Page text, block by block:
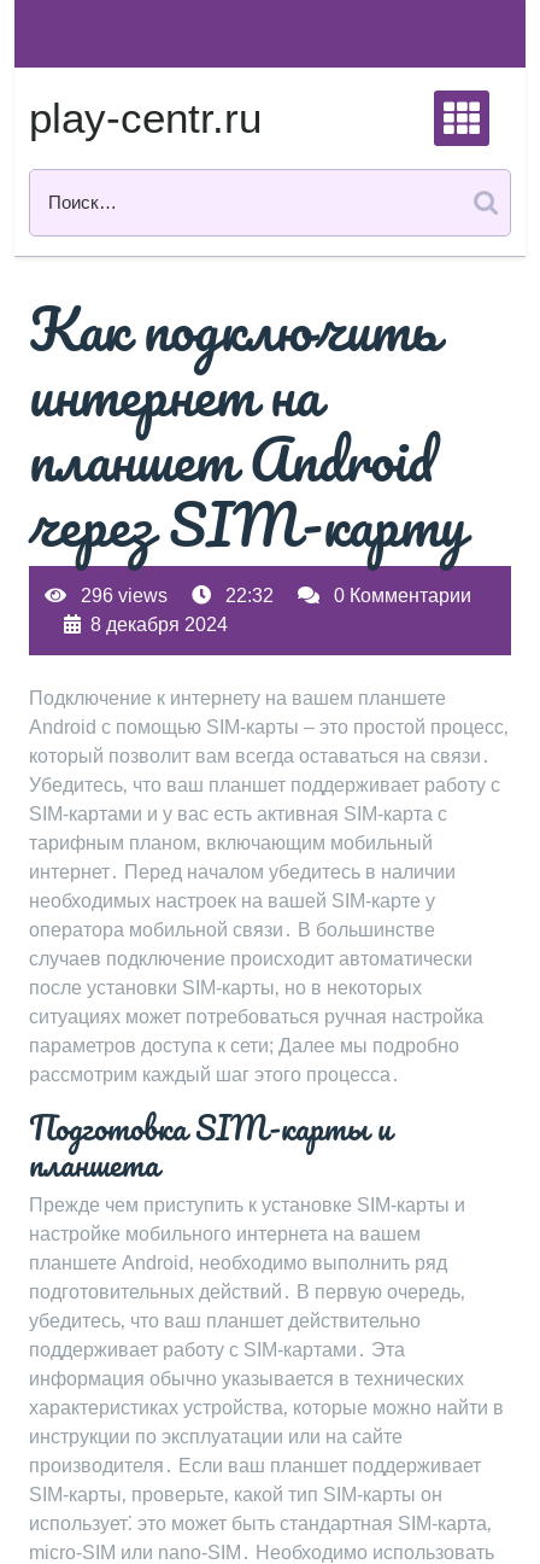
содержимому
play-centr.ru
Как подключить
интернет на
планшет Android
через SIM-карту
296 views 22:32
0 Комментарии
8 декабря 2024
Подключение к интернету на вашем планшете
Android с помощью SIM-карты – это простой процесс‚
который позволит вам всегда оставаться на связи․
Убедитесь‚ что ваш планшет поддерживает работу с
SIM-картами и у вас есть активная SIM-карта с
тарифным планом‚ включающим мобильный
интернет․ Перед началом убедитесь в наличии
необходимых настроек на вашей SIM-карте у
оператора мобильной связи․ В большинстве
случаев подключение происходит автоматически
после установки SIM-карты‚ но в некоторых
ситуациях может потребоваться ручная настройка
параметров доступа к сети; Далее мы подробно
рассмотрим каждый шаг этого процесса․
Подготовка SIM-карты и
планшета
Прежде чем приступить к установке SIM-карты и
настройке мобильного интернета на вашем
планшете Android‚ необходимо выполнить ряд
подготовительных действий․ В первую очередь‚
убедитесь‚ что ваш планшет действительно
поддерживает работу с SIM-картами․ Эта
информация обычно указывается в технических
характеристиках устройства‚ которые можно найти в
инструкции по эксплуатации или на сайте
производителя․ Если ваш планшет поддерживает
SIM-карты‚ проверьте‚ какой тип SIM-карты он
использует⁚ это может быть стандартная SIM-карта‚
micro-SIM или nano-SIM․ Необходимо использовать